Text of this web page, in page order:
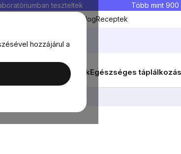
hozzájárul a
teszteltek Több mint
BlogReceptek
ÉlelmiszerekEgészséges táplálkozás